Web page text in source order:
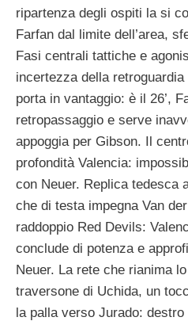
ripartenza degli ospiti la si
Farfan dal limite dell’area,
Fasi centrali tattiche e
incertezza della
porta in vantaggio: è il 26’,
retropassaggio e serve
appoggia per Gibson. Il
profondità Valencia:
con Neuer. Replica tedesca
che di testa impegna Van
raddoppio Red Devils:
conclude di potenza e
Neuer. La rete che rianima
traversone di Uchida, un
la palla verso Jurado: